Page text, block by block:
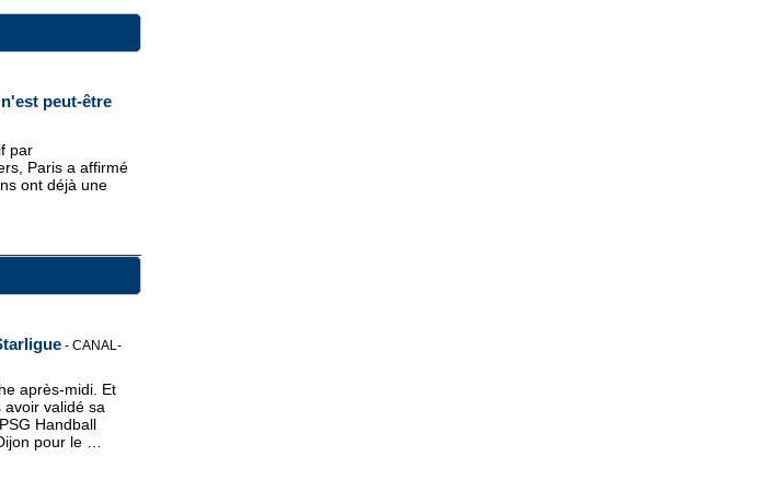
peut-être
par
Paris a affirmé
ont déjà une
- CANAL-
après-midi. Et
validé sa
Handball
pour le …